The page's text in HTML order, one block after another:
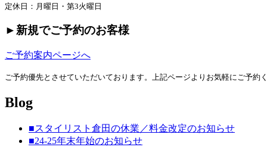
定休日：月曜日・第3火曜日
►︎新規でご予約のお客様
ご予約案内ページへ
ご予約優先とさせていただいております。上記ページよりお気軽にご予約く
Blog
■スタイリスト倉田の休業／料金改定のお知らせ
■24-25年末年始のお知らせ